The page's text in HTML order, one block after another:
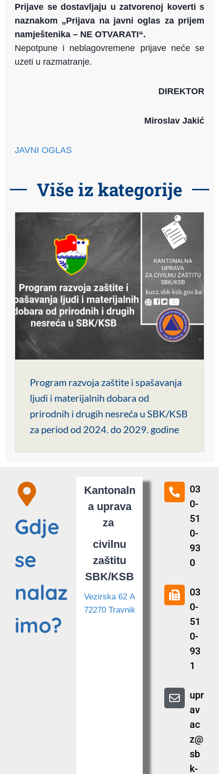
Prijave se dostavljaju u zatvorenoj koverti s
naznakom „Prijava na javni oglas za prijem
namještenika – NE OTVARATI“.
Nepotpune i neblagovremene prijave neće se
uzeti u razmatranje.
DIREKTOR
Miroslav Jakić
JAVNI OGLAS
Više iz kategorije
Program razvoja zaštite i spašavanja
ljudi i materijalnih dobara od
prirodnih i drugih nesreća u SBK/KSB
za period od 2024. do 2029. godine
Gdje
se
nalaz
imo?
Kantonaln
a uprava
za
civilnu
zaštitu
SBK/KSB
Vezirska 62 A
72270 Travnik
03
0-
51
0-
93
0
03
0-
51
0-
93
1
upr
av
ac
z@
sb
k-